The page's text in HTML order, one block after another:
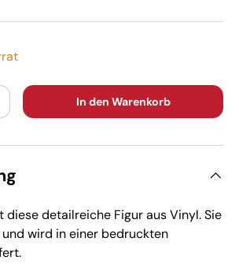
In den Warenkorb
diese detailreiche Figur aus Vinyl. Sie
wird in einer bedruckten